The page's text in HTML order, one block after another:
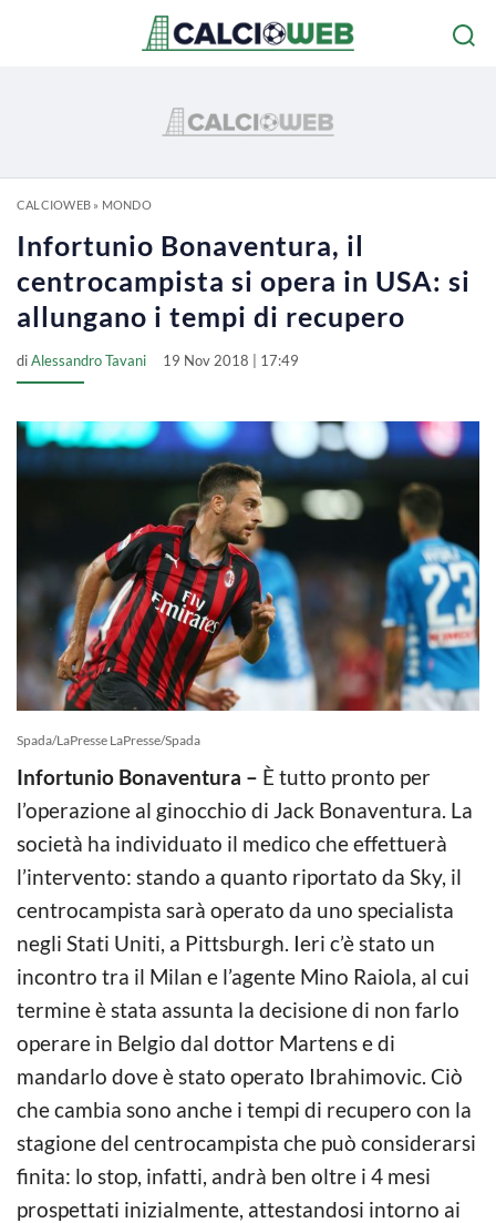
CALCIOWEB» MONDO
Infortunio Bonaventura, il
centrocampista si opera in USA: si
allungano i tempi di recupero
diAlessandro Tavani 19 Nov 2018 | 17:49
Spada/LaPresse LaPresse/Spada
Infortunio Bonaventura – È tutto pronto per
l’operazione al ginocchio di Jack Bonaventura. La
società ha individuato il medico che effettuerà
l’intervento: stando a quanto riportato da Sky, il
centrocampista sarà operato da uno specialista
negli Stati Uniti, a Pittsburgh. Ieri c’è stato un
incontro tra il Milan e l’agente Mino Raiola, al cui
termine è stata assunta la decisione di non farlo
operare in Belgio dal dottor Martens e di
mandarlo dove è stato operato Ibrahimovic. Ciò
che cambia sono anche i tempi di recupero con la
stagione del centrocampista che può considerarsi
finita: lo stop, infatti, andrà ben oltre i 4 mesi
prospettati inizialmente, attestandosi intorno ai